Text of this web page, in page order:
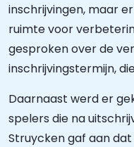
inschrijvingen, maar
ruimte voor
gesproken over de
inschrijvingstermijn,
Daarnaast werd er
spelers die na
Struycken gaf aan